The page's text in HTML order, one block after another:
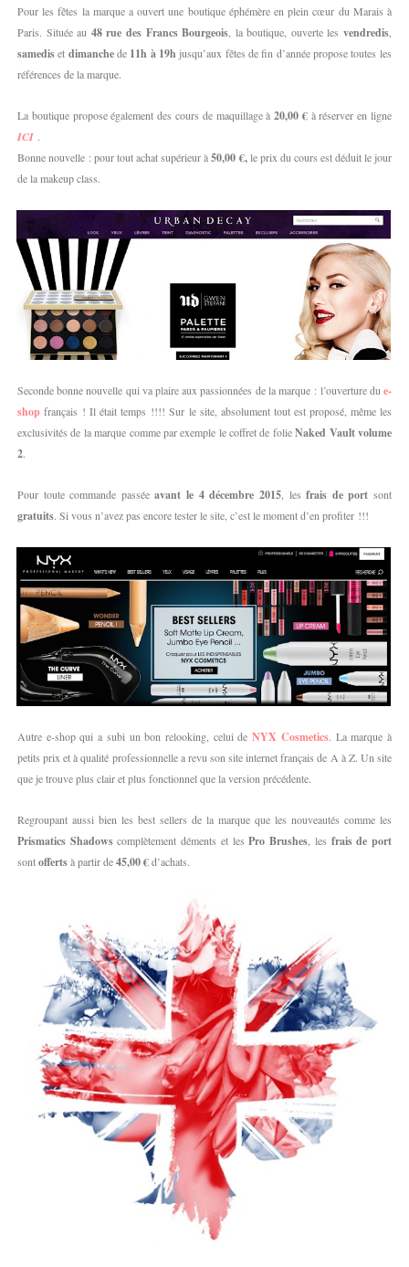
Pour les fêtes la marque a ouvert une boutique éphémère en plein cœur du Marais à
Paris. Située au 48 rue des Francs Bourgeois , la boutique, ouverte lesvendredis
samediset dimanchede 11h à 19h jusqu’aux fêtes de fin d’année propose toutes les
références de la marque.
La boutique propose également des cours de maquillage à20,00 €à réserver en ligne
ICI .
Bonne nouvelle : pour tout achat supérieur à50,00 €,le prix du cours est déduit le jour
de la makeup class.
Seconde bonne nouvelle qui va plaire aux passionnées de la marque : l’ouverture du e-
shopfrançais ! Il était temps !!!! Sur le site, absolument tout est proposé, même les
exclusivités de la marque comme par exemple le coffret de folieNaked Vault volume
2.
Pour toute commande passéeavant le 4 décembre 2015, lesfrais de port sont
gratuits. Si vous n’avez pas encore tester le site, c’est le moment d’en profiter !!!
Autre e-shop qui a subi un bon relooking, celui deNYX Cosmetics. La marque à
petits prix et à qualité professionnelle a revu son site internet français de A à Z. Un site
que je trouve plus clair et plus fonctionnel que la version précédente.
Regroupant aussi bien les best sellers de la marque que les nouveautés comme les
Prismatics Shadowscomplètement déments et lesPro Brushes , les frais de port
sontoffertsà partir de45,00 €d’achats.